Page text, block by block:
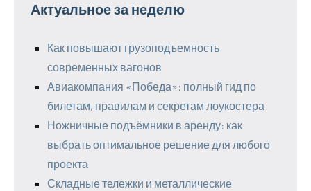
Актуальное за неделю
Как повышают грузоподъемность
современных вагонов
Авиакомпания «Победа»: полный гид по
билетам, правилам и секретам лоукостера
Ножничные подъёмники в аренду: как
выбрать оптимальное решение для любого
проекта
Складные тележки и металлические